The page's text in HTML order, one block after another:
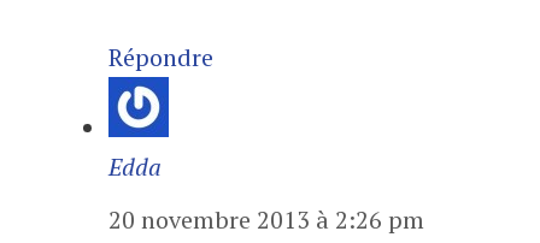
Répondre
Edda
20 novembre 2013 à 2:26 pm